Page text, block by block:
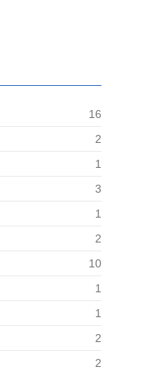
16
2
1
3
1
2
10
1
1
2
2